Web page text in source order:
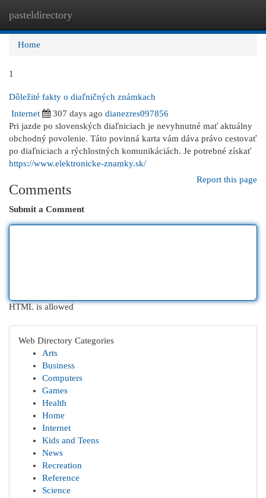
pasteldirectory
Home
1
Dôležité fakty o diaľničných známkach
Internet
307 days ago dianezres097856
Pri jazde po slovenských diaľniciach je nevyhnutné mať aktuálny
obchodný povolenie. Táto povinná karta vám dáva právo cestovať
po diaľniciach a rýchlostných komunikáciách. Je potrebné získať
https://www.elektronicke-znamky.sk/
Report this page
Comments
Submit a Comment
HTML is allowed
Web Directory Categories
Arts
Business
Computers
Games
Health
Home
Internet
Kids and Teens
News
Recreation
Reference
Science